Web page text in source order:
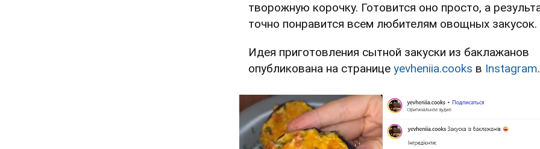
творожную корочку. Готовится оно просто, а
точно понравится всем любителям овощных закусок.
Идея приготовления сытной закуски из баклажанов
опубликована на странице yevheniia.cooks в Instagram.